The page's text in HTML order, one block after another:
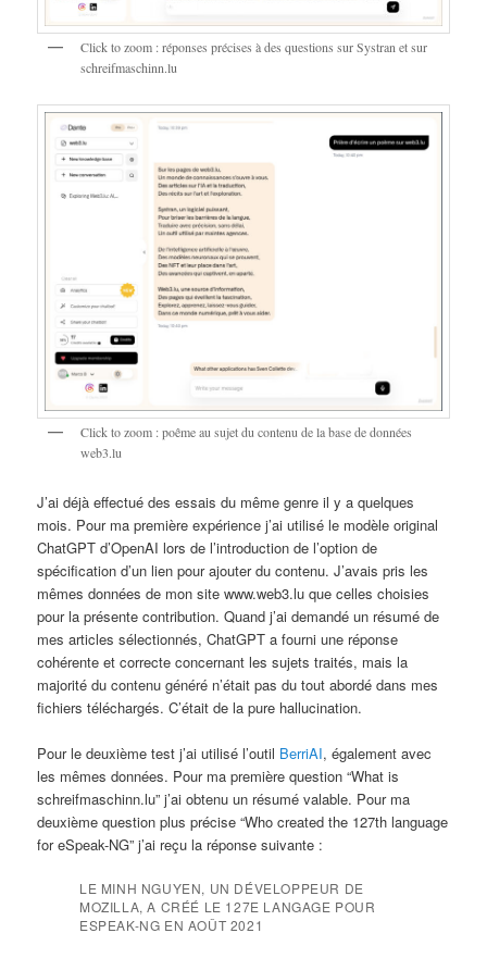
Click to zoom : réponses précises à des questions sur Systran et sur
schreifmaschinn.lu
Click to zoom : poême au sujet du contenu de la base de données
web3.lu
J’ai déjà effectué des essais du même genre il y a quelques
mois. Pour ma première expérience j’ai utilisé le modèle original
ChatGPT d’OpenAI lors de l’introduction de l’option de
spécification d’un lien pour ajouter du contenu. J’avais pris les
mêmes données de mon site www.web3.lu que celles choisies
pour la présente contribution. Quand j’ai demandé un résumé de
mes articles sélectionnés, ChatGPT a fourni une réponse
cohérente et correcte concernant les sujets traités, mais la
majorité du contenu généré n’était pas du tout abordé dans mes
fichiers téléchargés. C’était de la pure hallucination.
Pour le deuxième test j’ai utilisé l’outil BerriAI, également avec
les mêmes données. Pour ma première question “What is
schreifmaschinn.lu” j’ai obtenu un résumé valable. Pour ma
deuxième question plus précise “Who created the 127th language
for eSpeak-NG” j’ai reçu la réponse suivante :
LE MINH NGUYEN, UN DÉVELOPPEUR DE
MOZILLA, A CRÉÉ LE 127E LANGAGE POUR
ESPEAK-NG EN AOÛT 2021